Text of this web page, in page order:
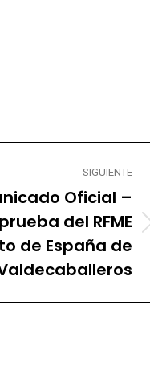
SIGUIENTE
Oficial –
del RFME
de España de